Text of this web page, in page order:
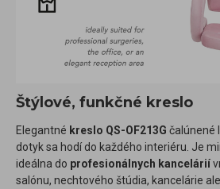
Štýlové, funkčné kreslo
Elegantné kreslo QS-OF213G čalúnené
dotyk sa hodí do každého interiéru. Je
ideálna do profesionálnych kancelárií
salónu, nechtového štúdia, kancelárie